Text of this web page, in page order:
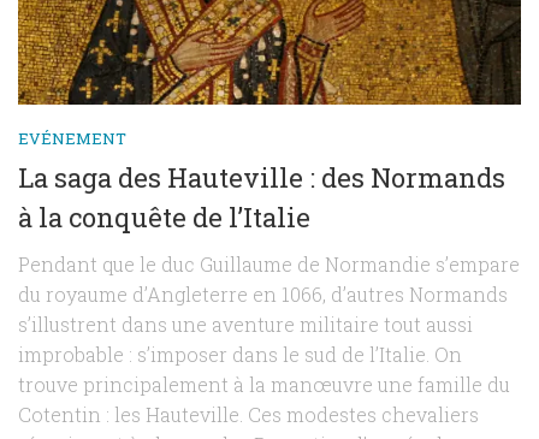
EVÉNEMENT
La saga des Hauteville : des Normands
à la conquête de l’Italie
Pendant que le duc Guillaume de Normandie s’empare
du royaume d’Angleterre en 1066, d’autres Normands
s’illustrent dans une aventure militaire tout aussi
improbable : s’imposer dans le sud de l’Italie. On
trouve principalement à la manœuvre une famille du
Cotentin : les Hauteville. Ces modestes chevaliers